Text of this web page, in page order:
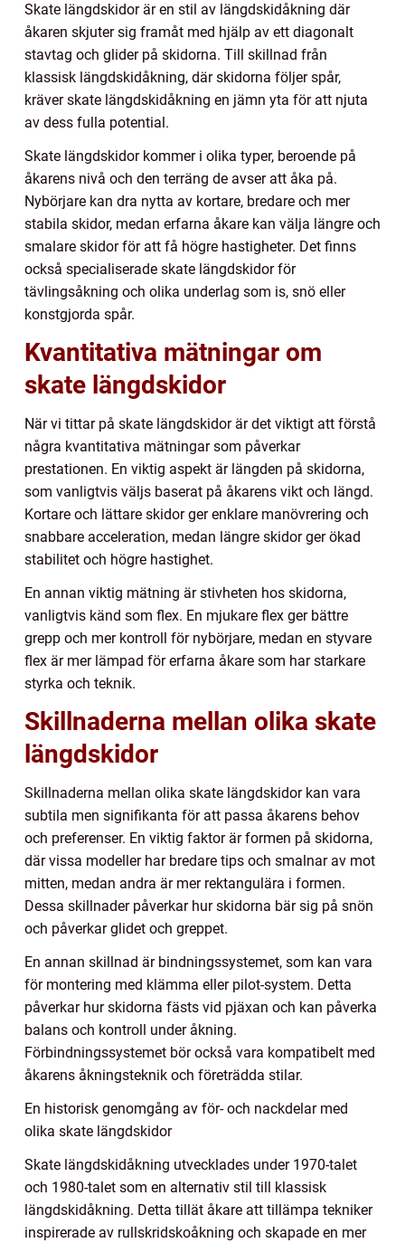
Skate längdskidor är en stil av längdskidåkning där
åkaren skjuter sig framåt med hjälp av ett diagonalt
stavtag och glider på skidorna. Till skillnad från
klassisk längdskidåkning, där skidorna följer spår,
kräver skate längdskidåkning en jämn yta för att njuta
av dess fulla potential.
Skate längdskidor kommer i olika typer, beroende på
åkarens nivå och den terräng de avser att åka på.
Nybörjare kan dra nytta av kortare, bredare och mer
stabila skidor, medan erfarna åkare kan välja längre och
smalare skidor för att få högre hastigheter. Det finns
också specialiserade skate längdskidor för
tävlingsåkning och olika underlag som is, snö eller
konstgjorda spår.
Kvantitativa mätningar om
skate längdskidor
När vi tittar på skate längdskidor är det viktigt att förstå
några kvantitativa mätningar som påverkar
prestationen. En viktig aspekt är längden på skidorna,
som vanligtvis väljs baserat på åkarens vikt och längd.
Kortare och lättare skidor ger enklare manövrering och
snabbare acceleration, medan längre skidor ger ökad
stabilitet och högre hastighet.
En annan viktig mätning är stivheten hos skidorna,
vanligtvis känd som flex. En mjukare flex ger bättre
grepp och mer kontroll för nybörjare, medan en styvare
flex är mer lämpad för erfarna åkare som har starkare
styrka och teknik.
Skillnaderna mellan olika skate
längdskidor
Skillnaderna mellan olika skate längdskidor kan vara
subtila men signifikanta för att passa åkarens behov
och preferenser. En viktig faktor är formen på skidorna,
där vissa modeller har bredare tips och smalnar av mot
mitten, medan andra är mer rektangulära i formen.
Dessa skillnader påverkar hur skidorna bär sig på snön
och påverkar glidet och greppet.
En annan skillnad är bindningssystemet, som kan vara
för montering med klämma eller pilot-system. Detta
påverkar hur skidorna fästs vid pjäxan och kan påverka
balans och kontroll under åkning.
Förbindningssystemet bör också vara kompatibelt med
åkarens åkningsteknik och företrädda stilar.
En historisk genomgång av för- och nackdelar med
olika skate längdskidor
Skate längdskidåkning utvecklades under 1970-talet
och 1980-talet som en alternativ stil till klassisk
längdskidåkning. Detta tillät åkare att tillämpa tekniker
inspirerade av rullskridskoåkning och skapade en mer